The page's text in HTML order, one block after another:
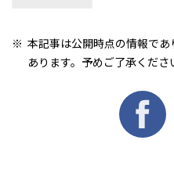
本記事は公開時点の情報で
あります。予めご了承くださ